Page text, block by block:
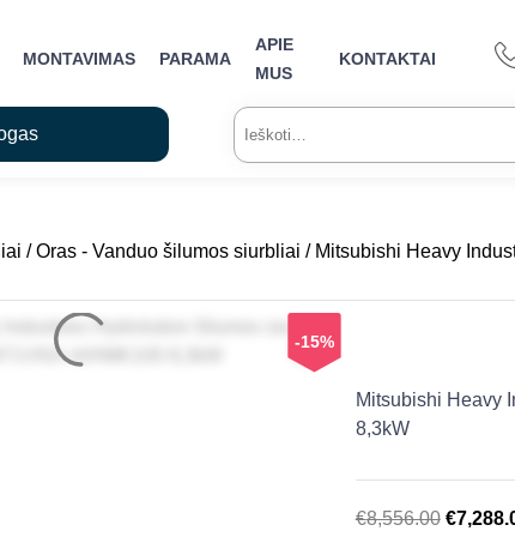
MONTAVIMAS PARAMA
APIE
MUS
KONTAKTAI
Ieškoti:
/Oras - Vanduo šilumos siurbliai / Mitsubishi Heavy
-15%
Mitsubishi Heavy
8,3kW
€8,556.00 Original
€